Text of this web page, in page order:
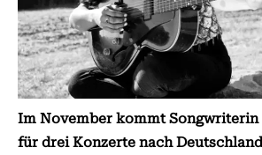
Im November kommt Songwriterin
für drei Konzerte nach